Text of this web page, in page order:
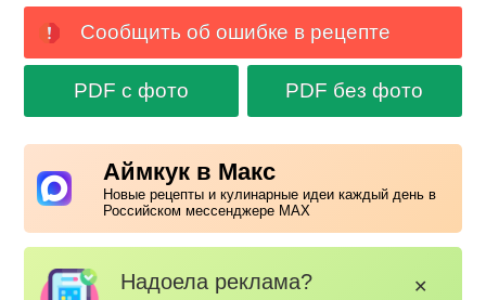
Сообщить об ошибке в рецепте
PDF с фото PDF без фото
Аймкук в Макс
Новые рецепты и кулинарные идеи каждый день в
Российском мессенджере MAX
Надоела реклама? ✕